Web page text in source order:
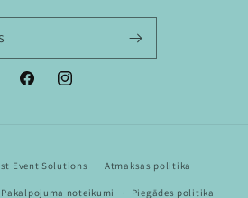
FacebookInstagram
metodes
Event Solutions Atmaksas politika
Pakalpojuma noteikumi Piegādes politika